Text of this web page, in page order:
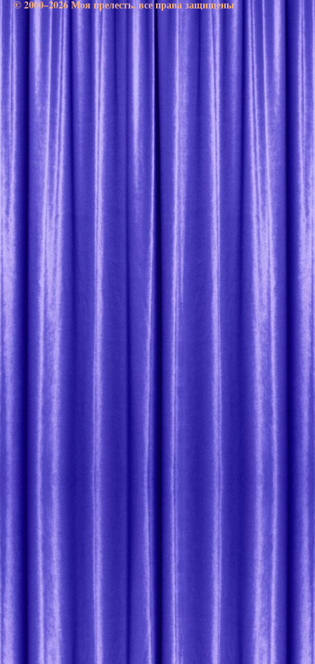
© 2000–2026 Моя прелесть. все права защищены